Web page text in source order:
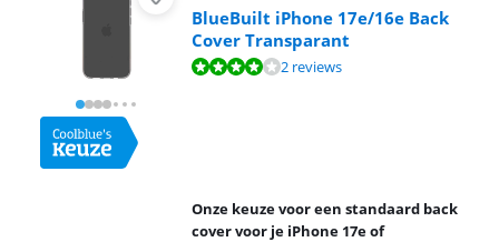
BlueBuilt iPhone 17e/16e Back
Cover Transparant
Beoordeling is 8,0 van de 10, gebaseerd op 2 reviews.
2 reviews
Onze keuze voor een standaard back
cover voor je iPhone 17e of